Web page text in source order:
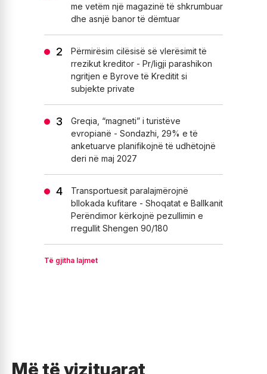
me vetëm një magazinë të shkrumbuar
dhe asnjë banor të dëmtuar
Përmirësim cilësisë së vlerësimit të
rrezikut kreditor - Pr/ligji parashikon
ngritjen e Byrove të Kreditit si
subjekte private
Greqia, “magneti” i turistëve
evropianë - Sondazhi, 29% e të
anketuarve planifikojnë të udhëtojnë
deri në maj 2027
Transportuesit paralajmërojnë
bllokada kufitare - Shoqatat e Ballkanit
Perëndimor kërkojnë pezullimin e
rregullit Shengen 90/180
Të gjitha lajmet
Më të vizituarat